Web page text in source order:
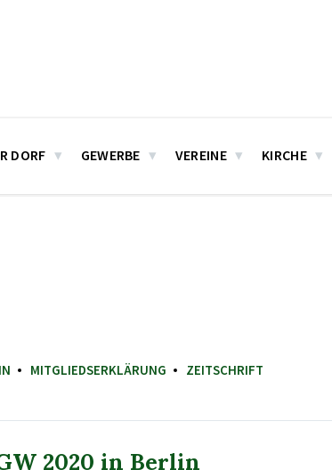
DORF GEWERBE VEREINE KIRCHE
MITGLIEDSERKLÄRUNG ZEITSCHRIFT
2020 in Berlin